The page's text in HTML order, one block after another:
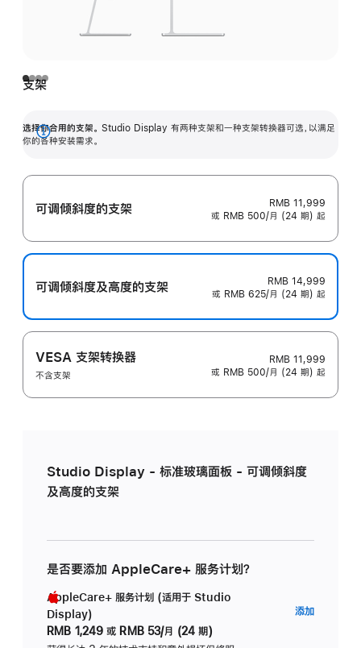
支架
选择你合用的支架。 Studio Display 有两种支架和一种支架转换器可选，以满足
你的各种安装需求。
展
可调倾斜度的支架
RMB 11,999
或 RMB 500/月 (24 期) 起
可调倾斜度及高‍度的支‍架
RMB 14,999
或 RMB 625/月 (24 期) 起
VESA 支架转换器
不含支架
RMB 11,999
或 RMB 500/月 (24 期) 起
Studio Display - 标准玻璃面板 - 可调倾斜度
及高度的支架
是否要添加 AppleCare+ 服务计划？
AppleCare+ 服务计划 (适用于 Studio
Display)
RMB 1,249 或 RMB 53/月 (24 期)
添加